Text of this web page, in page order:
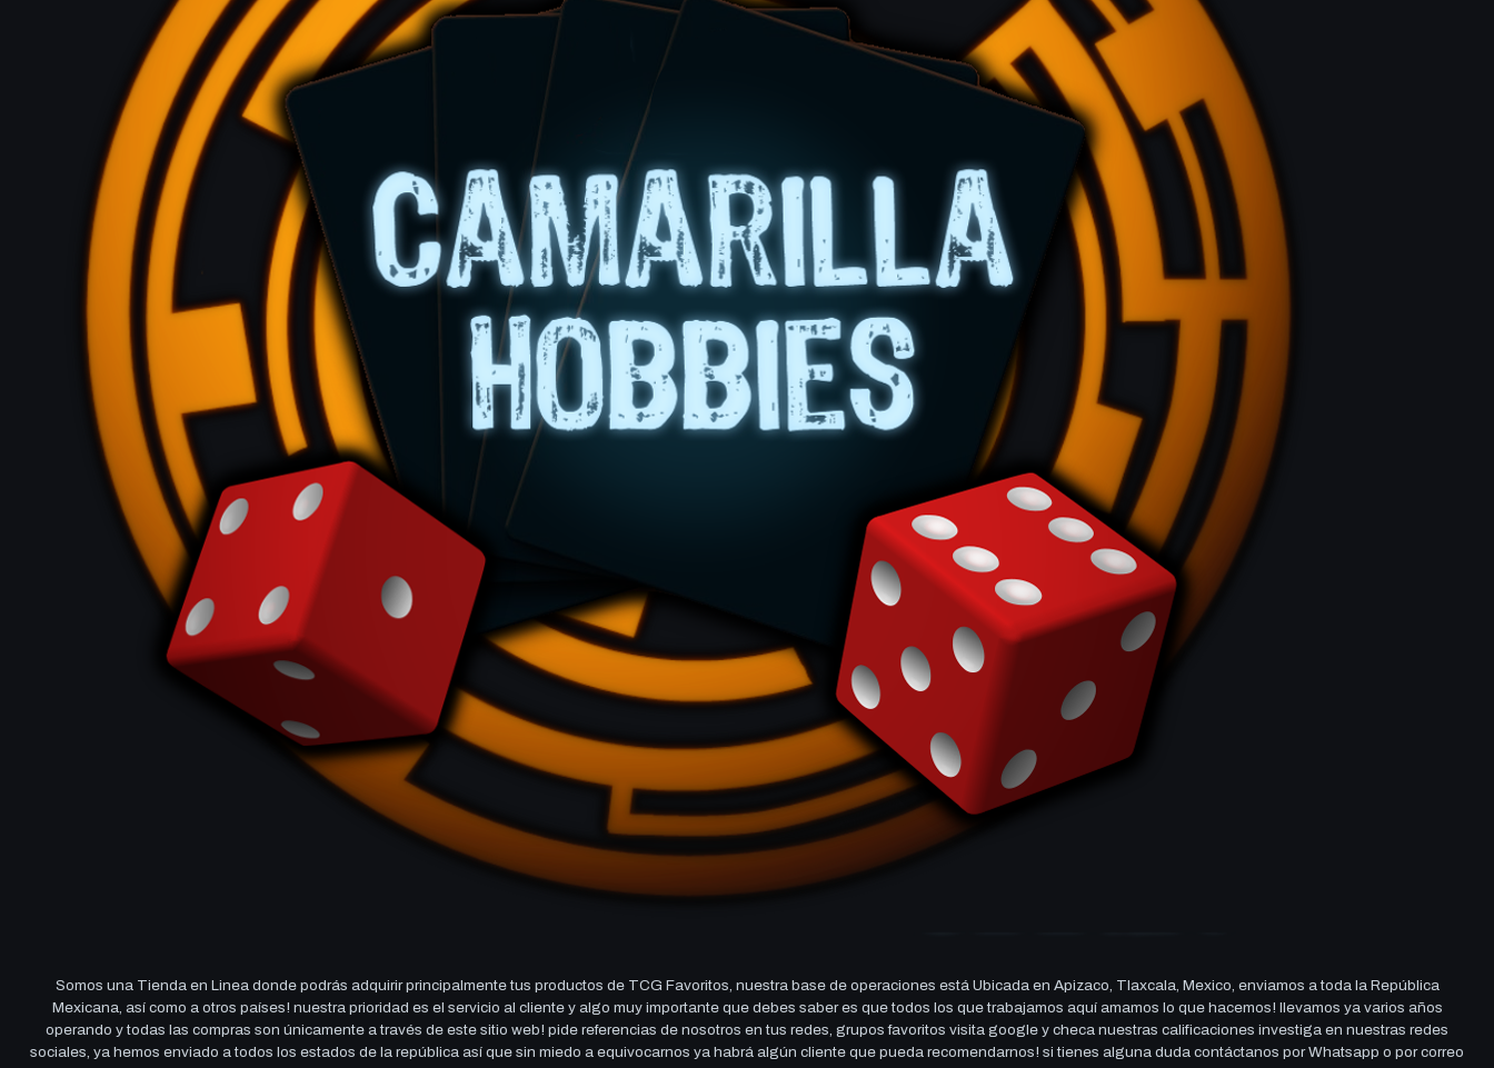
Somos una Tienda en Linea donde podrás adquirir principalmente tus productos de TCG Favoritos, nuestra base de operaciones está Ubicada en Apizaco, Tlaxcala, Mexico, enviamos a toda la República
Mexicana, así como a otros países! nuestra prioridad es el servicio al cliente y algo muy importante que debes saber es que todos los que trabajamos aquí amamos lo que hacemos! llevamos ya varios años
operando y todas las compras son únicamente a través de este sitio web! pide referencias de nosotros en tus redes, grupos favoritos visita google y checa nuestras calificaciones investiga en nuestras redes
sociales, ya hemos enviado a todos los estados de la república así que sin miedo a equivocarnos ya habrá algún cliente que pueda recomendarnos! si tienes alguna duda contáctanos por Whatsapp o por correo